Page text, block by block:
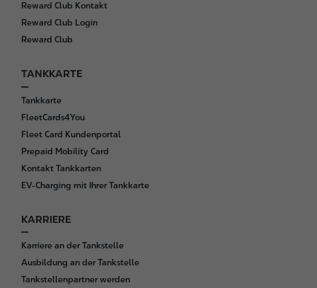
Reward Club Kontakt
Reward Club Login
Reward Club
TANKKARTE
Tankkarte
FleetCards4You
Fleet Card Kundenportal
Prepaid Mobility Card
Kontakt Tankkarten
EV-Charging mit Ihrer Tankkarte
KARRIERE
Karriere an der Tankstelle
Ausbildung an der Tankstelle
Tankstellenpartner werden